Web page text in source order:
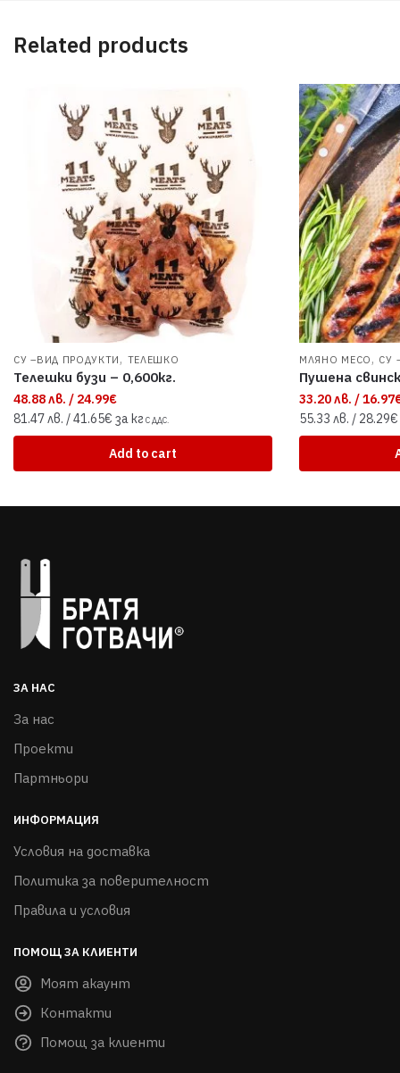
Related products
СУ –ВИД ПРОДУКТИ , ТЕЛЕШКО
Телешки бузи – 0,600кг.
48.88 лв. / 24.99€
81.47 лв. / 41.65€ за кг С ДДС.
Add to cart
МЛЯНО МЕСО , СУ
Пушена
33.20 лв. /
55.33 лв. / 28.29€
ЗА НАС
За нас
Проекти
Партньори
ИНФОРМАЦИЯ
Условия на доставка
Политика за поверителност
Правила и условия
ПОМОЩ ЗА КЛИЕНТИ
Моят акаунт
Контакти
Помощ за клиенти